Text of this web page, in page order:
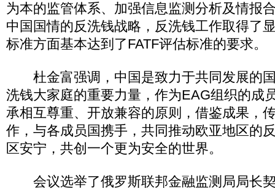
为本的监管体系、加强信息监测分析及情报
中国国情的反洗钱战略，反洗钱工作取得了
标准方面基本达到了FATF评估标准的要求。
杜金富强调，中国是致力于共同发展的
洗钱大家庭的重要力量，作为EAG组织的成
承相互尊重、开放兼容的原则，借鉴成果，
作，与各成员国携手，共同推动欧亚地区的
区安宁，共创一个更为安全的世界。
会议选举了俄罗斯联邦金融监测局局长